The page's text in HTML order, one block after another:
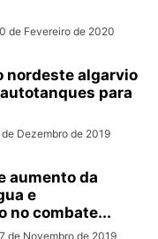
de Fevereiro de 2020
nordeste algarvio
para
de Dezembro de 2019
aumento da
e
no combate...
de Novembro de 2019